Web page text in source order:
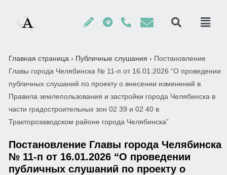
Главная страница › Публичные слушания › Постановление
Главы города Челябинска № 11-п от 16.01.2026 “О проведении
публичных слушаний по проекту о внесении изменений в
Правила землепользования и застройки города Челябинска в
части градостроительных зон 02 39 и 02 40 в
Тракторозаводском районе города Челябинска”
Постановление Главы города Челябинска
№ 11-п от 16.01.2026 “О проведении
публичных слушаний по проекту о